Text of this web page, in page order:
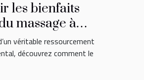
les bienfaits
massage à
pour votre bien-
véritable ressourcement
découvrez comment le